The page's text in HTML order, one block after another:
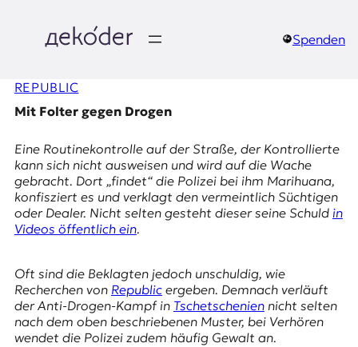
springen
e
k
o
d
e
r
|
D
Spenden
REPUBLIC
Mit Folter gegen Drogen
Eine Routinekontrolle auf der Straße, der Kontrollierte
kann sich nicht ausweisen und wird auf die Wache
gebracht. Dort „findet“ die Polizei bei ihm Marihuana,
konfisziert es und verklagt den vermeintlich Süchtigen
oder Dealer. Nicht selten gesteht dieser seine Schuld in
Videos öffentlich ein.
Oft sind die Beklagten jedoch unschuldig, wie
Recherchen von Republicergeben. Demnach verläuft
der Anti-Drogen-Kampf in Tschetscheniennicht selten
nach dem oben beschriebenen Muster, bei Verhören
wendet die Polizei zudem häufig Gewalt an.